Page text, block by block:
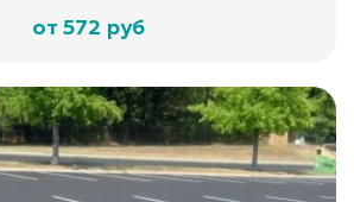
от 572 руб